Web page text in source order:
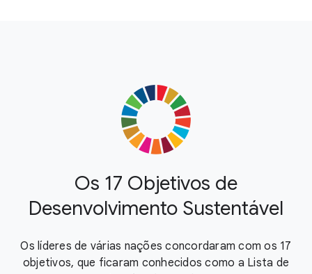
Os 17 Objetivos de
Desenvolvimento Sustentável
Os líderes de várias nações concordaram com os 17
objetivos, que ficaram conhecidos como a Lista de